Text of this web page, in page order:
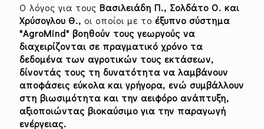
Ο λόγος για τους Βασιλειάδη Π., Σολδάτο Ο. και
Χρύσογλου Θ., οι οποίοι με το έξυπνο σύστημα
"AgroMind" βοηθούν τους γεωργούς να
διαχειρίζονται σε πραγματικό χρόνο τα
δεδομένα των αγροτικών τους εκτάσεων,
δίνοντάς τους τη δυνατότητα να λαμβάνουν
αποφάσεις εύκολα και γρήγορα, ενώ συμβάλλουν
στη βιωσιμότητα και την αειφόρο ανάπτυξη,
αξιοποιώντας βιοκαύσιμο για την παραγωγή
ενέργειας.